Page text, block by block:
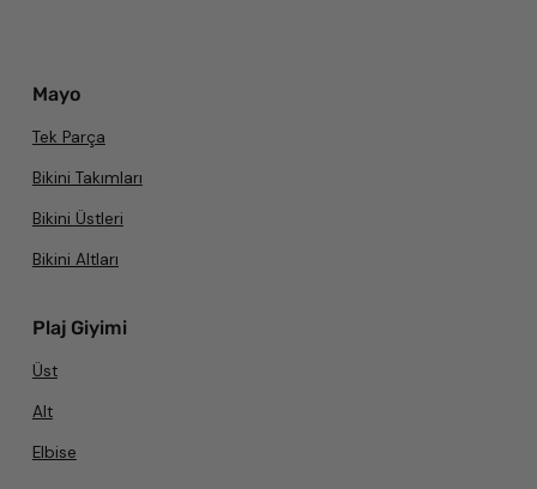
Mayo
Tek Parça
Bikini Takımları
Bikini Üstleri
Bikini Altları
Plaj Giyimi
Üst
Alt
Elbise